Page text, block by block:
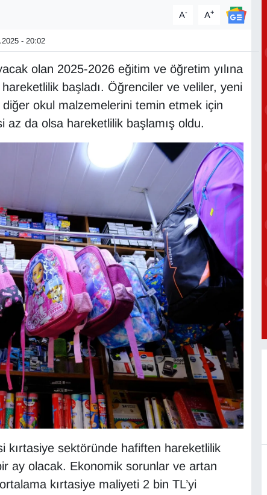
A- A+
- 20:02
olan 2025-2026 eğitim ve öğretim yılına
hareketlilik başladı. Öğrenciler ve veliler, yeni
okul malzemelerini temin etmek için
az da olsa hareketlilik başlamış oldu.
kırtasiye sektöründe hafiften hareketlilik
ay olacak. Ekonomik sorunlar ve artan
kırtasiye maliyeti 2 bin TL’yi